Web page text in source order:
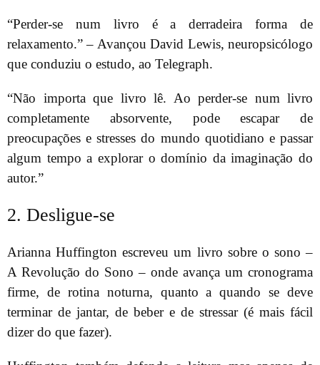
“Perder-se num livro é a derradeira forma de
relaxamento.” – Avançou David Lewis, neuropsicólogo
que conduziu o estudo, ao Telegraph.
“Não importa que livro lê. Ao perder-se num livro
completamente absorvente, pode escapar de
preocupações e stresses do mundo quotidiano e passar
algum tempo a explorar o domínio da imaginação do
autor.”
2. Desligue-se
Arianna Huffington escreveu um livro sobre o sono –
A Revolução do Sono – onde avança um cronograma
firme, de rotina noturna, quanto a quando se deve
terminar de jantar, de beber e de stressar (é mais fácil
dizer do que fazer).